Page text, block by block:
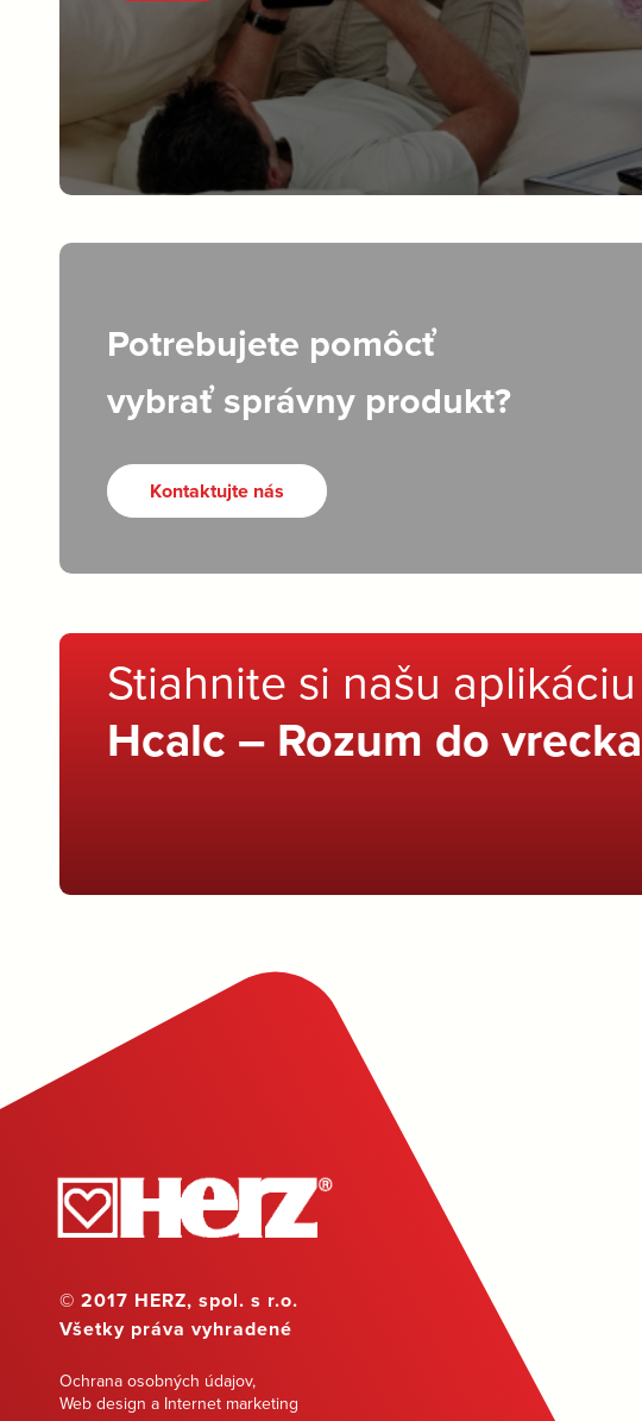
Potrebujete pomôcť
vybrať správny produkt?
Kontaktujte nás
Stiahnite si našu aplikáciu
Hcalc – Rozum do vrecka
© 2017 HERZ, spol. s r.o.
Všetky práva vyhradené
Ochrana osobných údajov,
Web design a Internet marketing